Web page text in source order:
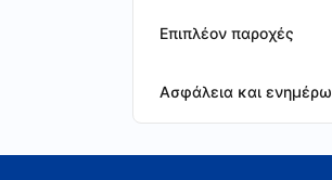
Επιπλέον παροχές
Ασφάλεια και